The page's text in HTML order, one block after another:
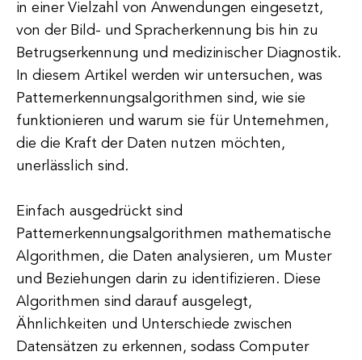
in einer Vielzahl von Anwendungen eingesetzt,
von der Bild- und Spracherkennung bis hin zu
Betrugserkennung und medizinischer Diagnostik.
In diesem Artikel werden wir untersuchen, was
Patternerkennungsalgorithmen sind, wie sie
funktionieren und warum sie für Unternehmen,
die die Kraft der Daten nutzen möchten,
unerlässlich sind.
Einfach ausgedrückt sind
Patternerkennungsalgorithmen mathematische
Algorithmen, die Daten analysieren, um Muster
und Beziehungen darin zu identifizieren. Diese
Algorithmen sind darauf ausgelegt,
Ähnlichkeiten und Unterschiede zwischen
Datensätzen zu erkennen, sodass Computer